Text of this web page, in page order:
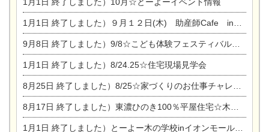
1月1日 終了しました）９月１２日(木) 助産師Cafe in東陽住建
9月8日 終了しました）9/8☆こども体験フェスティバル☆一宮市民会館
1月1日 終了しました）8/24.25☆住宅現場見学会
8月25日 終了しました）8/25☆家づくりのお仕事チャレンジ
8月17日 終了しました）東濃ひのき100％平屋住宅☆木の家完成見学会
1月1日 終了しました）とーよー木の学校inイオンモール木曽川